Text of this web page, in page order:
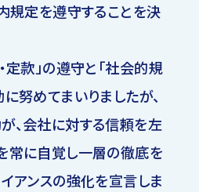
規定を遵守することを決
定款」の遵守と「社会的規
努めてまいりましたが、
、会社に対する信頼を左
常に自覚し一層の徹底を
アンスの強化を宣言しま